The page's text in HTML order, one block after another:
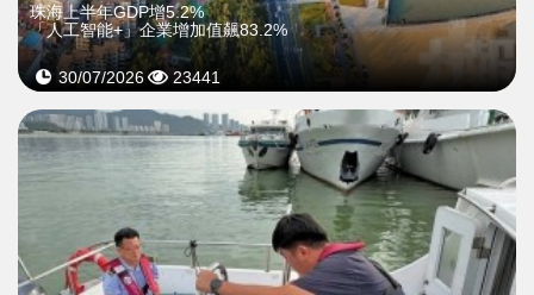
珠海上半年GDP增5.2%
「人工智能+」企業增加值飆83.2%
30/07/2026 23441